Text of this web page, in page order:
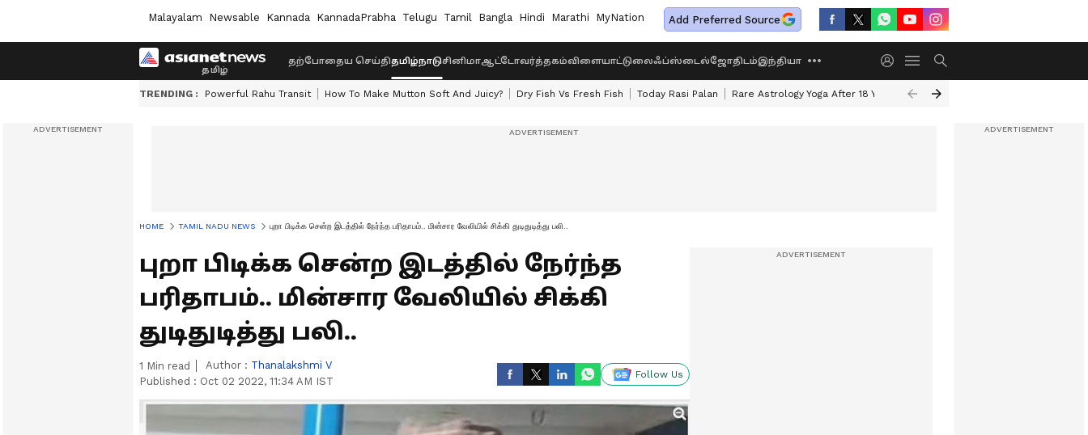
Malayalam Newsable Kannada KannadaPrabha Telugu Tamil Bangla Hindi Marathi MyNation Add Preferred Source
தற்போதைய செய்திதமிழ்நாடுசினிமாஆட்டோவர்த்தகம்விளையாட்டுலைஃப்ஸ்டைல்ஜோதிடம்இந்தியா
TRENDING : Powerful Rahu Transit How To Make Mutton Soft And Juicy? Dry Fish Vs Fresh Fish Today Rasi Palan Rare Astrology Yoga After 18 Years Dwi Pushkar Yoga 2026
HOME TAMIL NADU NEWS புறா பிடிக்க சென்ற இடத்தில் நேர்ந்த பரிதாபம்.. மின்சார வேலியில் சிக்கி துடிதுடித்து பலி..
புறா பிடிக்க சென்ற இடத்தில் நேர்ந்த
பரிதாபம்.. மின்சார வேலியில் சிக்கி
துடிதுடித்து பலி..
1 Min read Author : Thanalakshmi V
Published : Oct 02 2022, 11:34 AM IST
Follow Us